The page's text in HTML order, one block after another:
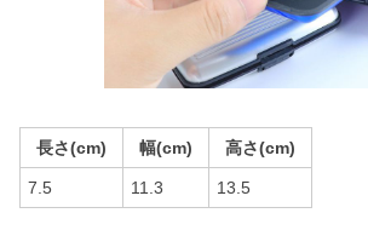
長さ(cm) 幅(cm) 高さ(cm)
7.5 11.3 13.5